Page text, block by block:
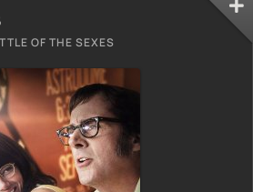
OF THE SEXES